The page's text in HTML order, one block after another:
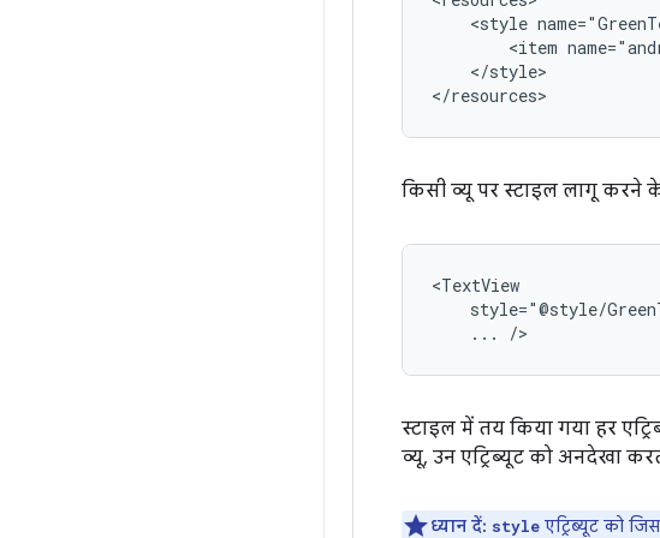
<style
<item
</style>
</resources>
किसी व्यू पर स्टाइल लागू करने
...
/>
स्टाइल में तय किया गया हर
व्यू, उन एट्रिब्यूट को अनदेखा
ध्यान दें: style एट्रिब्यूट को